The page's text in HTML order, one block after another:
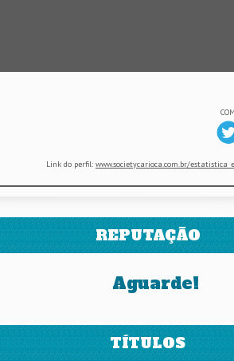
Link do perfil: www.societycarioca.com.br/
REPUTAÇÃO
Aguarde!
TÍTULOS